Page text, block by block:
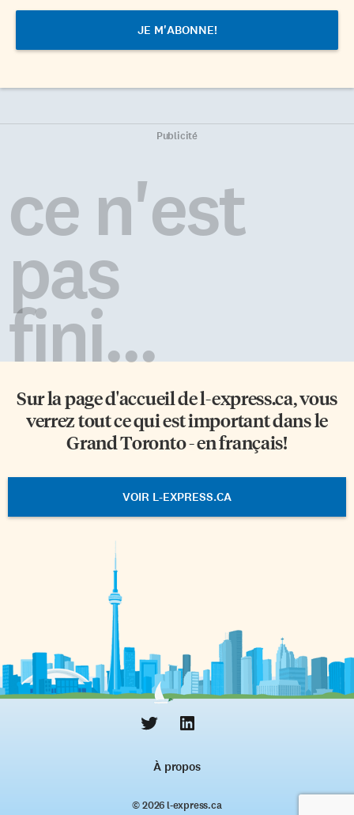
Publicité
ce n'est
pas
fini...
Sur la page d'accueil del-express.ca, vous
verrez tout ce qui est important dans le
Grand Toronto - en français!
VOIR L-EXPRESS.CA
À propos
© 2026 l‑express.ca